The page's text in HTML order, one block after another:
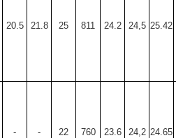
20.5 21.8 25 811 24.2 24,5 25.42
- - 22 760 23.6 24,2 24.65